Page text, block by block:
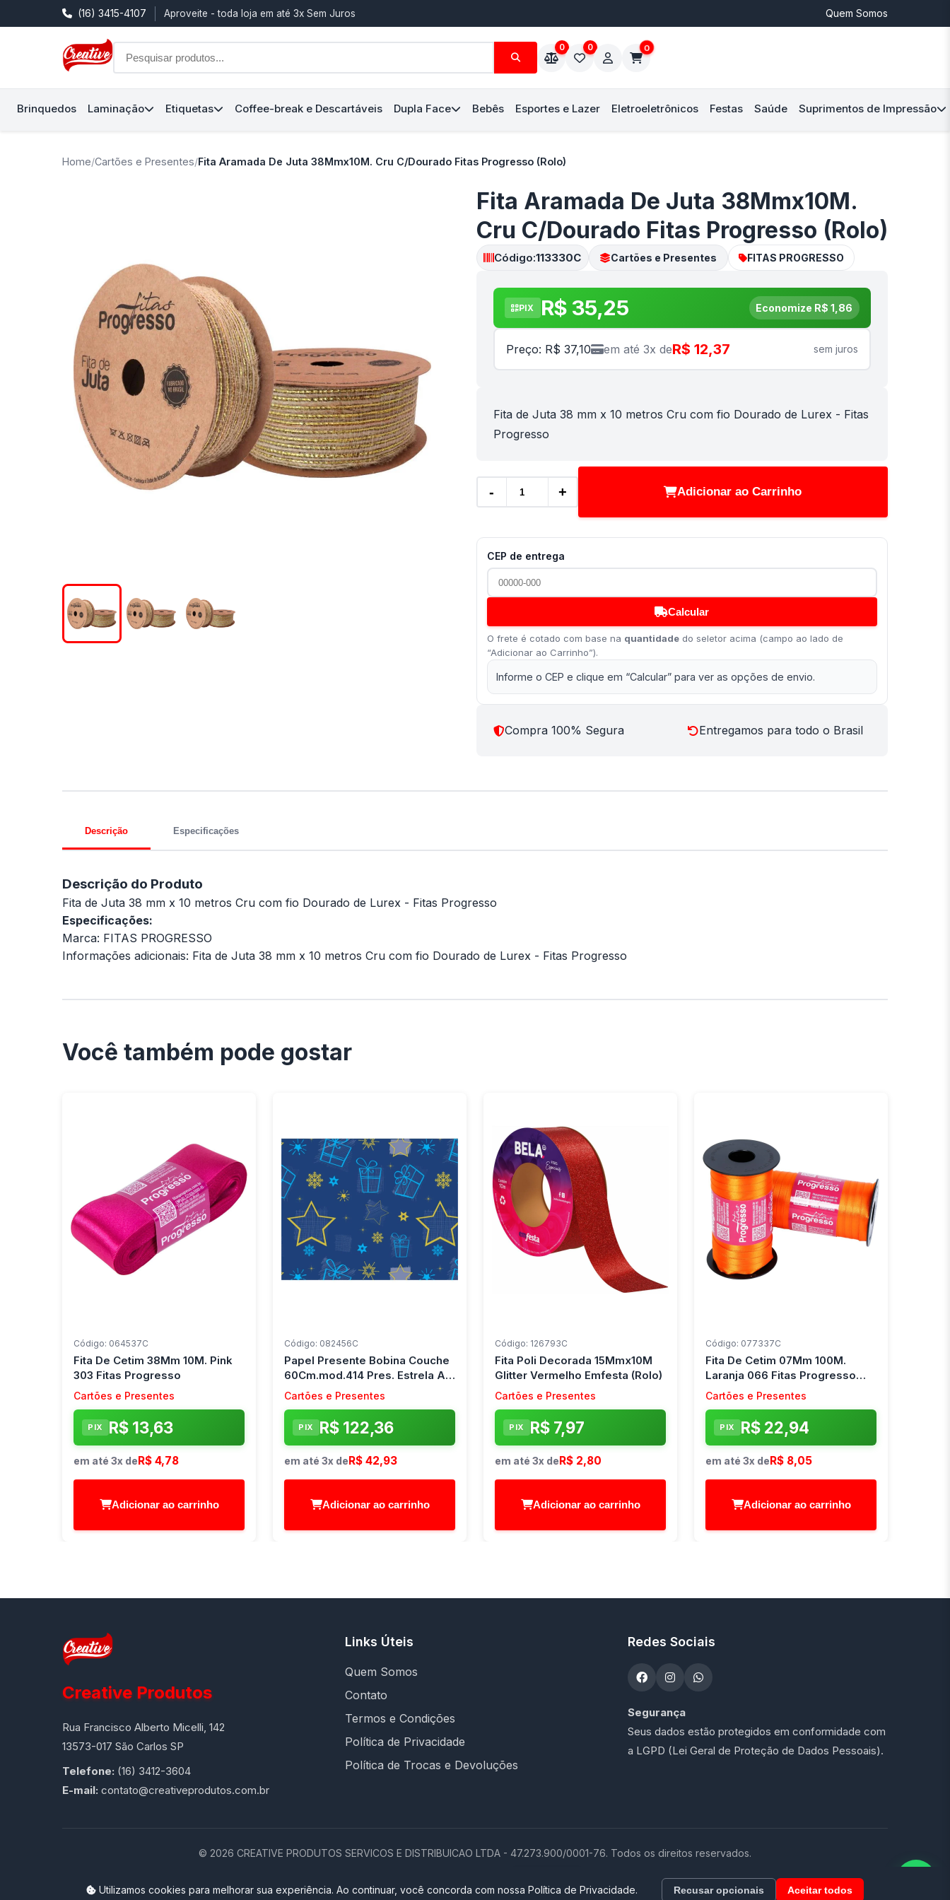
(16) 3415-4107 Aproveite - toda loja em até 3x Sem Juros Quem Somos
0 0 0
Brinquedos Laminação Etiquetas Coffee-break e Descartáveis Dupla Face Bebês Esportes e Lazer Eletroeletrônicos Festas Saúde Suprimentos de Impressão
Home/Cartões e Presentes/Fita Aramada De Juta 38Mmx10M. Cru C/Dourado Fitas Progresso (Rolo)
Fita Aramada De Juta 38Mmx10M.
Cru C/Dourado Fitas Progresso (Rolo)
Código:113330C Cartões e Presentes FITAS PROGRESSO
PIX R$ 35,25 Economize R$ 1,86
Preço: R$ 37,10 em até 3x deR$ 12,37 sem juros
Fita de Juta 38 mm x 10 metros Cru com fio Dourado de Lurex - Fitas
Progresso
- + Adicionar ao Carrinho
CEP de entrega
Calcular
O frete é cotado com base na quantidadedo seletor acima (campo ao lado de
“Adicionar ao Carrinho”).
Informe o CEP e clique em “Calcular” para ver as opções de envio.
Compra 100% Segura Entregamos para todo o Brasil
Descrição Especificações
Descrição do Produto
Fita de Juta 38 mm x 10 metros Cru com fio Dourado de Lurex - Fitas Progresso
Especificações:
Marca: FITAS PROGRESSO
Informações adicionais: Fita de Juta 38 mm x 10 metros Cru com fio Dourado de Lurex - Fitas Progresso
Você também pode gostar
Código: 064537C
Fita De Cetim 38Mm 10M. Pink
303 Fitas Progresso
Cartões e Presentes
PIX R$ 13,63
em até 3x deR$ 4,78
Adicionar ao carrinho
Código: 082456C
Papel Presente Bobina Couche
60Cm.mod.414 Pres. Estrela Az.
V.m.p. (Bo-100Mts)
Cartões e Presentes
PIX R$ 122,36
em até 3x deR$ 42,93
Adicionar ao carrinho
Código: 126793C
Fita Poli Decorada 15Mmx10M
Glitter Vermelho Emfesta (Rolo)
Cartões e Presentes
PIX R$ 7,97
em até 3x deR$ 2,80
Adicionar ao carrinho
Código: 077337C
Fita De Cetim 07Mm 100M.
Laranja 066 Fitas Progresso
(Carretel)
Cartões e Presentes
PIX R$ 22,94
em até 3x deR$ 8,05
Adicionar ao carrinho
Creative Produtos
Rua Francisco Alberto Micelli, 142
13573-017 São Carlos SP
Telefone: (16) 3412-3604
E-mail: contato@creativeprodutos.com.br
Links Úteis
Quem Somos
Contato
Termos e Condições
Política de Privacidade
Política de Trocas e Devoluções
Redes Sociais
Segurança
Seus dados estão protegidos em conformidade com
a LGPD (Lei Geral de Proteção de Dados Pessoais).
© 2026 CREATIVE PRODUTOS SERVICOS E DISTRIBUICAO LTDA - 47.273.900/0001-76. Todos os direitos reservados.
Loja completa desenvolvida por Promptor
Utilizamos cookies para melhorar sua experiência. Ao continuar, você concorda com nossa Política de Privacidade. Recusar opcionais Aceitar todos